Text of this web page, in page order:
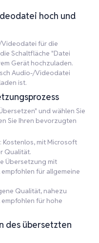
hoch und
Videodatei für die
Schaltfläche "Datei
Gerät hochzuladen.
Audio-/Videodatei
ist.
und wählen Sie
Sie Ihren bevorzugten
mit Microsoft
Qualität.
Übersetzung mit
für allgemeine
Qualität, nahezu
für hohe
des übersetzten